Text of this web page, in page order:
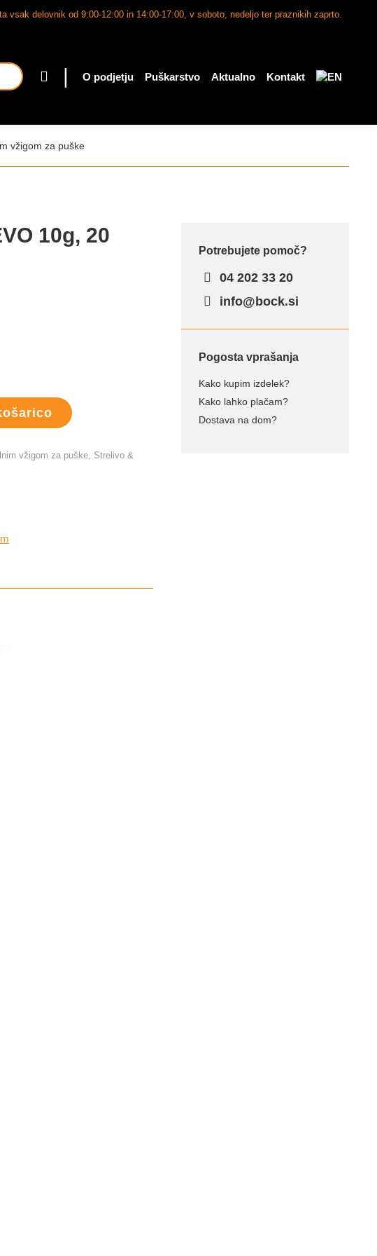
vsak delovnik od 9:00-12:00 in 14:00-17:00, v soboto, nedeljo ter praznikih zaprto.
| O podjetju Puškarstvo Aktualno Kontakt
vžigom za puške
10g, 20
vžigom za puške, Strelivo &
Potrebujete pomoč?
04 202 33 20
info@bock.si
Pogosta vprašanja
Kako kupim izdelek?
Kako lahko plačam?
Dostava na dom?